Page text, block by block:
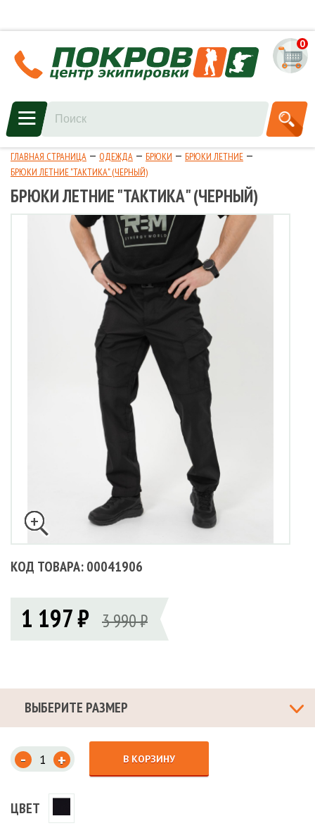
0
ГЛАВНАЯ СТРАНИЦА ОДЕЖДА БРЮКИ
БРЮКИ ЛЕТНИЕ
БРЮКИ ЛЕТНИЕ "ТАКТИКА" (ЧЕРНЫЙ)
БРЮКИ ЛЕТНИЕ "ТАКТИКА" (ЧЕРНЫЙ)
КОД ТОВАРА: 00041906
1 197 ₽ 3 990 ₽
ВЫБЕРИТЕ РАЗМЕР
- + В КОРЗИНУ
ЦВЕТ